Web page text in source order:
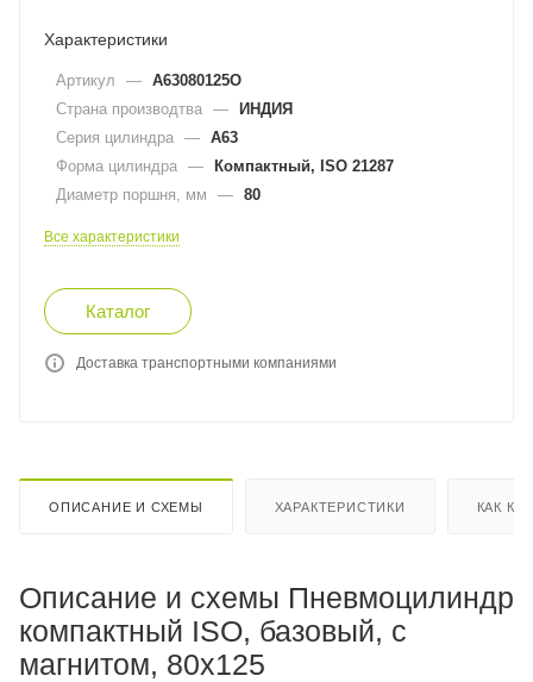
Характеристики
Артикул — A63080125O
Страна производтва — ИНДИЯ
Серия цилиндра — A63
Форма цилиндра — Компактный, ISO 21287
Диаметр поршня, мм
— 80
Все характеристики
Каталог
Доставка транспортными компаниями
ОПИСАНИЕ И СХЕМЫ ХАРАКТЕРИСТИКИ КАК
Описание и схемы Пневмоцилиндр
компактный ISO, базовый, c
магнитом, 80x125